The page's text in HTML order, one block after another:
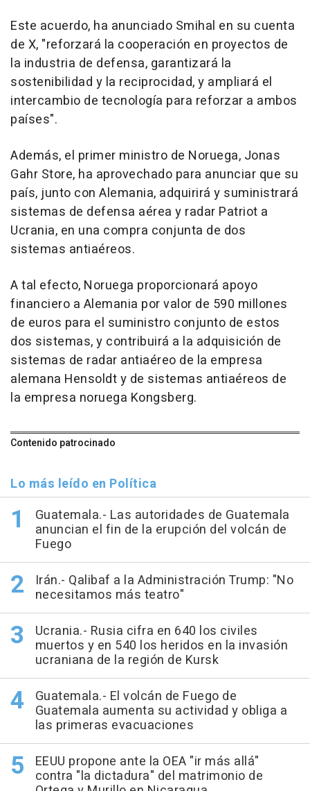
Este acuerdo, ha anunciado Smihal en su cuenta
de X, "reforzará la cooperación en proyectos de
la industria de defensa, garantizará la
sostenibilidad y la reciprocidad, y ampliará el
intercambio de tecnología para reforzar a ambos
países".
Además, el primer ministro de Noruega, Jonas
Gahr Store, ha aprovechado para anunciar que su
país, junto con Alemania, adquirirá y suministrará
sistemas de defensa aérea y radar Patriot a
Ucrania, en una compra conjunta de dos
sistemas antiaéreos.
A tal efecto, Noruega proporcionará apoyo
financiero a Alemania por valor de 590 millones
de euros para el suministro conjunto de estos
dos sistemas, y contribuirá a la adquisición de
sistemas de radar antiaéreo de la empresa
alemana Hensoldt y de sistemas antiaéreos de
la empresa noruega Kongsberg.
Contenido patrocinado
Lo más leído en Política
Guatemala.- Las autoridades de Guatemala
anuncian el fin de la erupción del volcán de
Fuego
Irán.- Qalibaf a la Administración Trump: "No
necesitamos más teatro"
Ucrania.- Rusia cifra en 640 los civiles
muertos y en 540 los heridos en la invasión
ucraniana de la región de Kursk
Guatemala.- El volcán de Fuego de
Guatemala aumenta su actividad y obliga a
las primeras evacuaciones
EEUU propone ante la OEA "ir más allá"
contra "la dictadura" del matrimonio de